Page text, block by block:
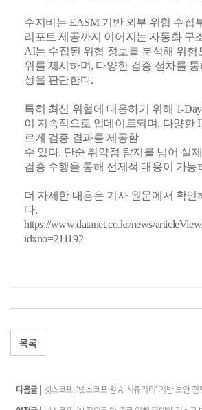
수지비는 EASM 기반 외부 위협 수집
리포트 제공까지 이어지는 자동화 구
AI는 수집된 위협 정보를 분석해 위험
위를 제시하며, 다양한 검증 절차를
성을 판단한다.
특히 최신 위협에 대응하기 위해 1-
이 지속적으로 업데이트되며, 다양한
르게 검증 결과를 제공할
수 있다. 단순 취약점 탐지를 넘어 실
검증 수행을 통해 선제적 대응이 가능
더 자세한 내용은 기사 원문에서 확인
다.
https://www.datanet.co.kr/news/
idxno=211192
목록
다음글 | 넷스코프, ‘넷스코프 원 AI 시큐리티’ 기반 보안